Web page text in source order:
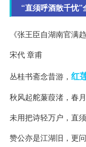
“直须呼酒散千忧”
《张王臣自湖南官满
宋代 章甫
丛桂书斋念昔游， 红
秋风起舵蒹葭渚，春
未用把诗轻万户，直
赞公亦是江湖旧，更